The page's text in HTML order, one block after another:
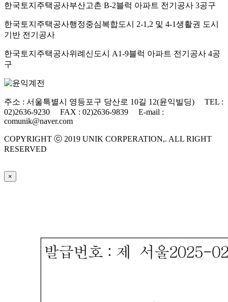
한국토지주택공사부산고촌 B-2블럭 아파트 전기공사 3공구
한국토지주택공사행정중심복합도시 2-1,2 및 4-1생활권 도시
기반 전기공사
한국토지주택공사위례신도시 A1-9블럭 아파트 전기공사 4공
구
주소 : 서울특별시 영등포구 당산로 10길 12(윤익빌딩) TEL :
02)2636-9230 FAX : 02)2636-9839 E-mail :
comunik@naver.com
COPYRIGHT ⓒ 2019 UNIK CORPERATION,. ALL RIGHT
RESERVED
×